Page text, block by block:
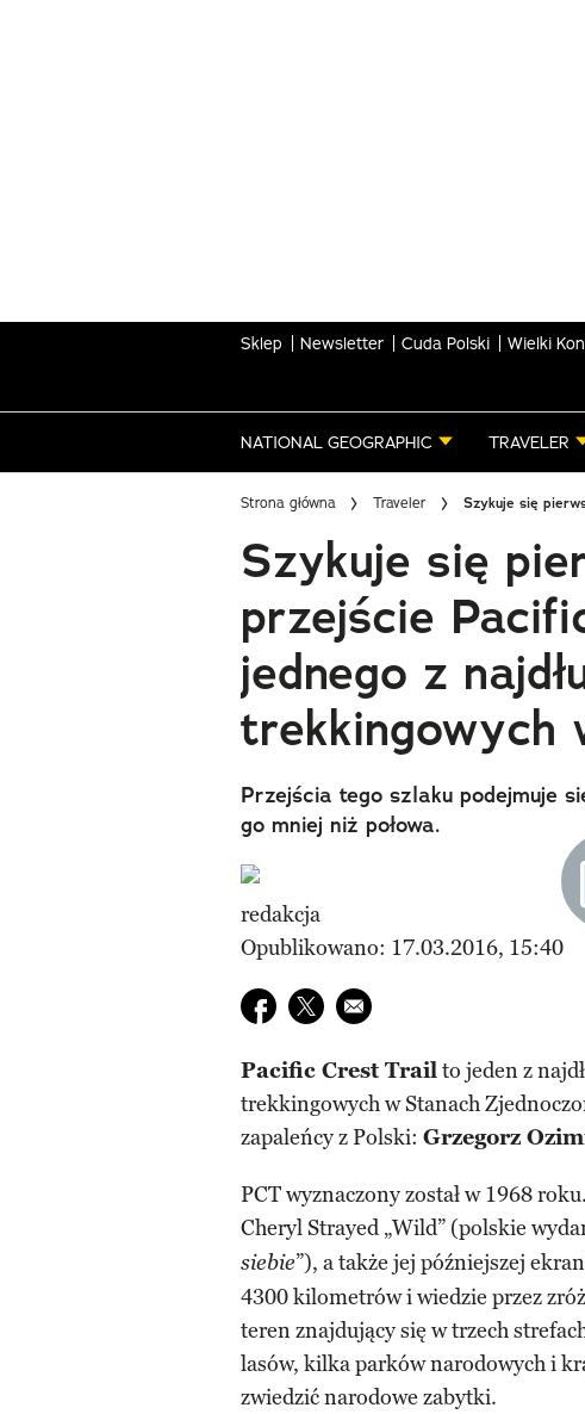
Sklep Newsletter Cuda Polski Wielki
NATIONAL GEOGRAPHIC TRAVELER
Strona główna Traveler Szykuje się
Szykuje się
przejście
jednego z
trekkingowych
Przejścia tego szlaku podejmuje
go mniej niż połowa.
redakcja
Opublikowano: 17.03.2016, 15:40
Udostępnij na facebook
Udostępnij na twitter
E-mail do przyjaciela
Pacific Crest Trailto jeden z
trekkingowych w Stanach
zapaleńcy z Polski: Grzegorz
PCT wyznaczony został w 1968
Cheryl Strayed „Wild” (polskie
siebie”), a także jej późniejszej
4300 kilometrów i wiedzie przez
teren znajdujący się w trzech
lasów, kilka parków narodowych i
zwiedzić narodowe zabytki.